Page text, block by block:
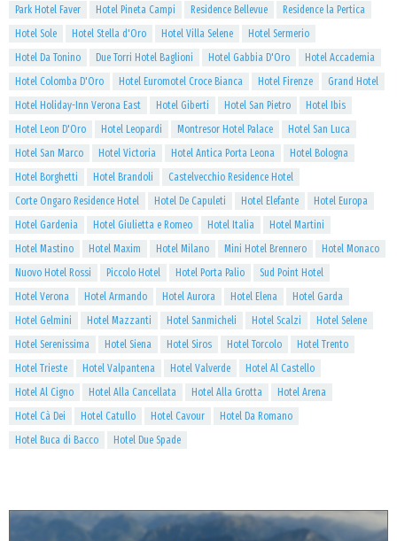
Park Hotel Faver
Hotel Pineta Campi Residence Bellevue
Residence la Pertica
Hotel Sole
Hotel Stella d'Oro Hotel Villa Selene
Hotel Sermerio
Hotel Da Tonino
Due Torri Hotel Baglioni Hotel Gabbia D'Oro
Hotel Accademia
Hotel Colomba D'Oro
Hotel Euromotel Croce Bianca Hotel Firenze
Grand Hotel
Hotel Holiday-Inn Verona East
Hotel Giberti Hotel San Pietro
Hotel Ibis
Hotel Leon D'Oro
Hotel Leopardi Montresor Hotel Palace
Hotel San Luca
Hotel San Marco
Hotel Victoria Hotel Antica Porta Leona
Hotel Bologna
Hotel Borghetti
Hotel Brandoli
Castelvecchio Residence Hotel
Corte Ongaro Residence Hotel
Hotel De Capuleti Hotel Elefante
Hotel Europa
Hotel Gardenia
Hotel Giulietta e Romeo Hotel Italia
Hotel Martini
Hotel Mastino
Hotel Maxim Hotel Milano Mini Hotel Brennero
Hotel Monaco
Nuovo Hotel Rossi
Piccolo Hotel Hotel Porta Palio
Sud Point Hotel
Hotel Verona
Hotel Armando Hotel Aurora Hotel Elena
Hotel Garda
Hotel Gelmini
Hotel Mazzanti Hotel Sanmicheli Hotel Scalzi
Hotel Selene
Hotel Serenissima
Hotel Siena Hotel Siros Hotel Torcolo
Hotel Trento
Hotel Trieste
Hotel Valpantena Hotel Valverde
Hotel Al Castello
Hotel Al Cigno
Hotel Alla Cancellata Hotel Alla Grotta
Hotel Arena
Hotel Cà Dei
Hotel Catullo Hotel Cavour
Hotel Da Romano
Hotel Buca di Bacco
Hotel Due Spade